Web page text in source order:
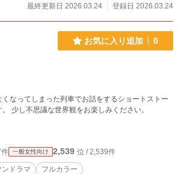
最終更新日 2026.03.24
登録日 2026.03.24
お気に入り追加 0
くなってしまった列車でお話をするショートストー
。 少し不思議な世界観をお楽しみください。
一般女性向け 2,539 位 / 2,539件
ンドラマ フルカラー